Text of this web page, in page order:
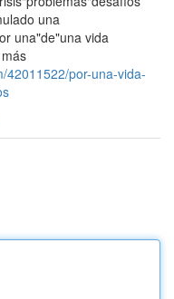
una
una"de"una vida
42011522/por-una-vida-